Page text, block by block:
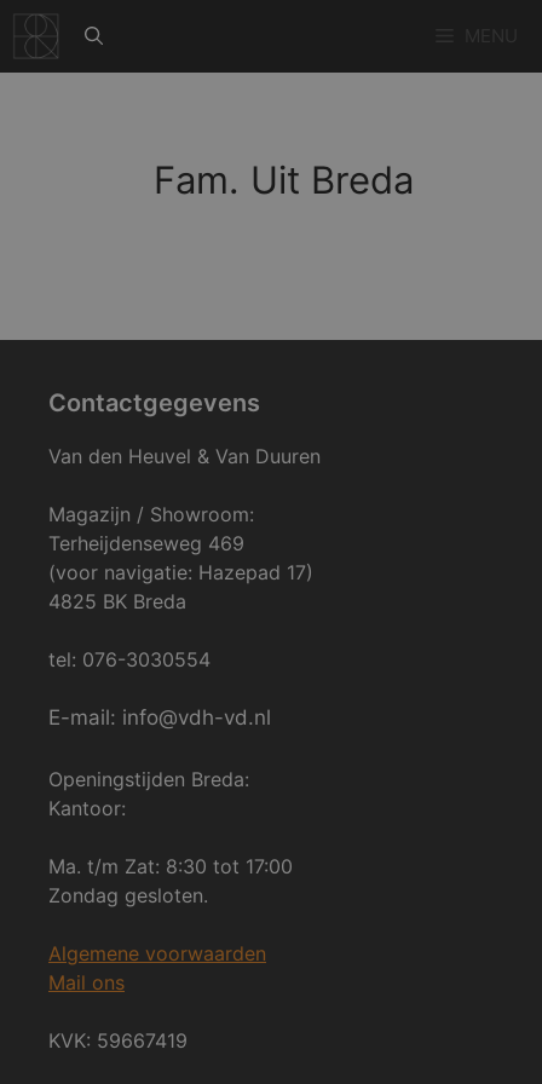
naar
de
Fam. Uit Breda
Contactgegevens
Van den Heuvel & Van Duuren
Magazijn / Showroom:
Terheijdenseweg 469
(voor navigatie: Hazepad 17)
4825 BK Breda
tel: 076-3030554
E-mail: info@vdh-vd.nl
Openingstijden Breda:
Kantoor:
Ma. t/m Zat: 8:30 tot 17:00
Zondag gesloten.
Algemene voorwaarden
Mail ons
KVK: 59667419